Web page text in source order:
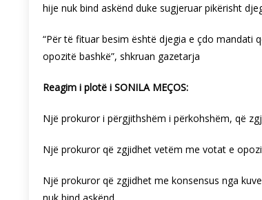
hije nuk bind askënd duke sugjeruar pikërisht
“Për të fituar besim është djegia e çdo mandati
opozitë bashkë”, shkruan gazetarja
Reagim i plotë i SONILA MEÇOS:
Një prokuror i përgjithshëm i përkohshëm, që
Një prokuror që zgjidhet vetëm me votat e
Një prokuror që zgjidhet me konsensus nga